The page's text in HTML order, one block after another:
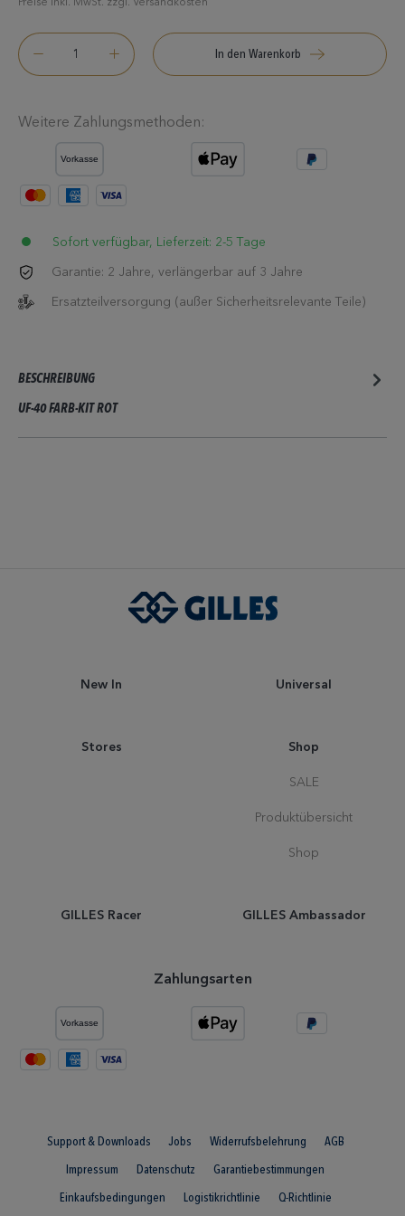
Preise inkl. MwSt. zzgl. Versandkosten
In den Warenkorb
Weitere Zahlungsmethoden:
Sofort verfügbar, Lieferzeit: 2-5 Tage
Garantie: 2 Jahre, verlängerbar auf 3 Jahre
Ersatzteilversorgung (außer Sicherheitsrelevante Teile)
BESCHREIBUNG
UF-40 FARB-KIT ROT
New In Universal
Stores Shop
SALE
Produktübersicht
Shop
GILLES Racer GILLES Ambassador
Zahlungsarten
Support & Downloads Jobs Widerrufsbelehrung AGB
Impressum Datenschutz Garantiebestimmungen
Einkaufsbedingungen Logistikrichtlinie Q-Richtlinie